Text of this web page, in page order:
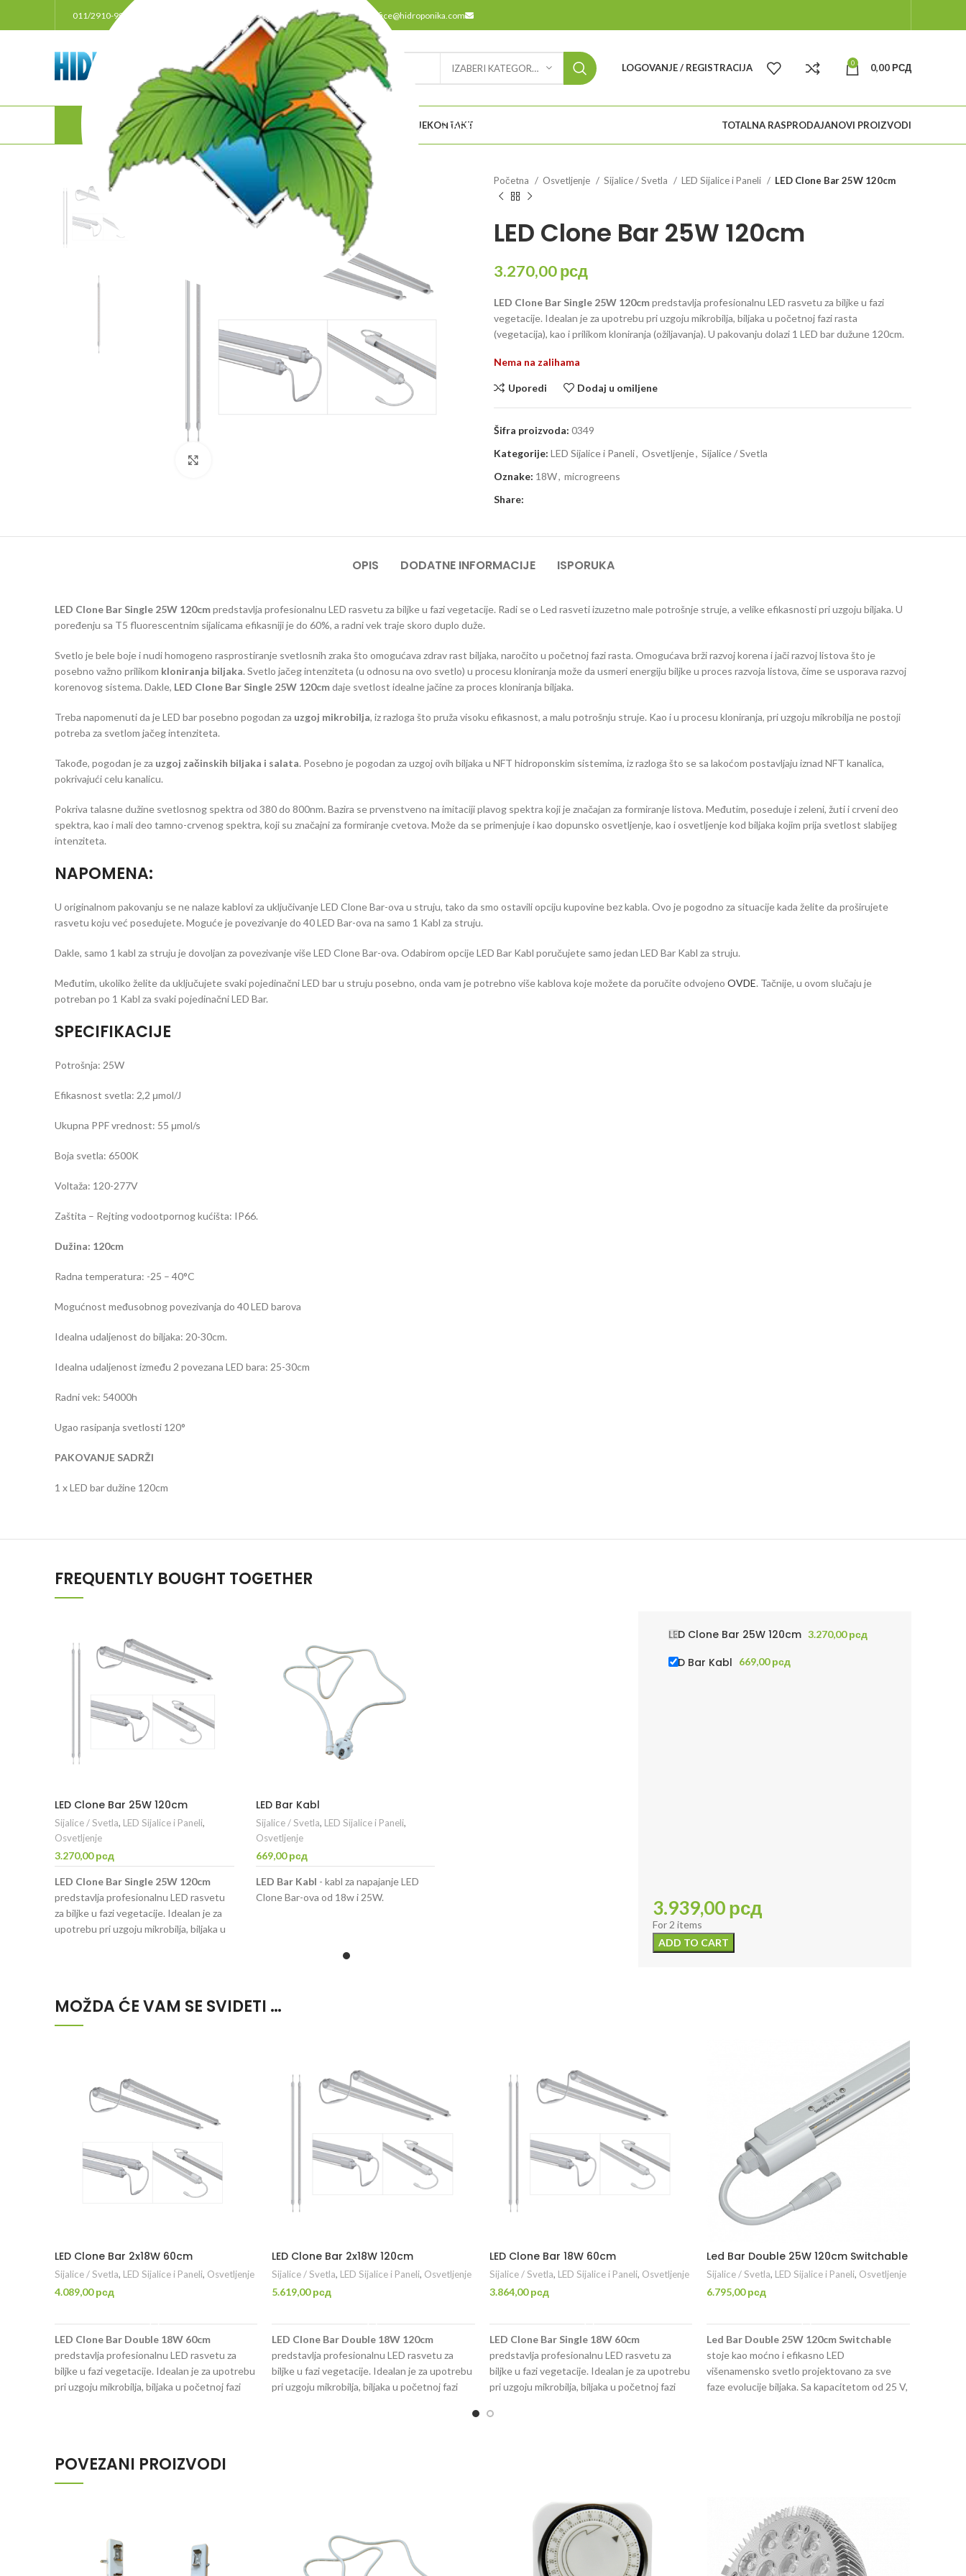
011/2910-999 063/333859 office@hidroponika.com
IZABERI KATEGORIJU LOGOVANJE / REGISTRACIJA 0 0,00РСД
ODABERITE
KATEGORIJU
POČETNAO NAMA LOKACIJEKONTAKT TOTALNA RASPRODAJANOVI PROIZVODI
Početna Osvetljenje Sijalice / Svetla LED Sijalice i Paneli LED Clone Bar 25W 120cm
LED Clone Bar 25W 120cm
3.270,00рсд
LED Clone Bar Single 25W 120cmpredstavlja profesionalnu LED rasvetu za biljke u fazi
vegetacije. Idealan je za upotrebu pri uzgoju mikrobilja, biljaka u početnoj fazi rasta
(vegetacija), kao i prilikom kloniranja (ožiljavanja). U pakovanju dolazi 1 LED bar dužune 120cm.
Nema na zalihama
Uporedi Dodaj u omiljene
Šifra proizvoda: 0349
Kategorije: LED Sijalice i Paneli, Osvetljenje, Sijalice / Svetla
Oznake: 18W, microgreens
Share:
OPIS DODATNE INFORMACIJE ISPORUKA
LED Clone Bar Single 25W 120cmpredstavlja profesionalnu LED rasvetu za biljke u fazi vegetacije. Radi se o Led rasveti izuzetno male potrošnje struje, a velike efikasnosti pri uzgoju biljaka. U
poređenju sa T5 fluorescentnim sijalicama efikasniji je do 60%, a radni vek traje skoro duplo duže.
Svetlo je bele boje i nudi homogeno rasprostiranje svetlosnih zraka što omogućava zdrav rast biljaka, naročito u početnoj fazi rasta. Omogućava brži razvoj korena i jači razvoj listova što je
posebno važno prilikom kloniranja biljaka. Svetlo jačeg intenziteta (u odnosu na ovo svetlo) u procesu kloniranja može da usmeri energiju biljke u proces razvoja listova, čime se usporava razvoj
korenovog sistema. Dakle, LED Clone Bar Single 25W 120cmdaje svetlost idealne jačine za proces kloniranja biljaka.
Treba napomenuti da je LED bar posebno pogodan za uzgoj mikrobilja, iz razloga što pruža visoku efikasnost, a malu potrošnju struje. Kao i u procesu kloniranja, pri uzgoju mikrobilja ne postoji
potreba za svetlom jačeg intenziteta.
Takođe, pogodan je za uzgoj začinskih biljaka i salata. Posebno je pogodan za uzgoj ovih biljaka u NFT hidroponskim sistemima, iz razloga što se sa lakoćom postavljaju iznad NFT kanalica,
pokrivajući celu kanalicu.
Pokriva talasne dužine svetlosnog spektra od 380 do 800nm. Bazira se prvenstveno na imitaciji plavog spektra koji je značajan za formiranje listova. Međutim, poseduje i zeleni, žuti i crveni deo
spektra, kao i mali deo tamno-crvenog spektra, koji su značajni za formiranje cvetova. Može da se primenjuje i kao dopunsko osvetljenje, kao i osvetljenje kod biljaka kojim prija svetlost slabijeg
intenziteta.
NAPOMENA:
U originalnom pakovanju se ne nalaze kablovi za uključivanje LED Clone Bar-ova u struju, tako da smo ostavili opciju kupovine bez kabla. Ovo je pogodno za situacije kada želite da proširujete
rasvetu koju već posedujete. Moguće je povezivanje do 40 LED Bar-ova na samo 1 Kabl za struju.
Dakle, samo 1 kabl za struju je dovoljan za povezivanje više LED Clone Bar-ova. Odabirom opcije LED Bar Kabl poručujete samo jedan LED Bar Kabl za struju.
Međutim, ukoliko želite da uključujete svaki pojedinačni LED bar u struju posebno, onda vam je potrebno više kablova koje možete da poručite odvojeno OVDE. Tačnije, u ovom slučaju je
potreban po 1 Kabl za svaki pojedinačni LED Bar.
SPECIFIKACIJE
Potrošnja: 25W
Efikasnost svetla: 2,2 μmol/J
Ukupna PPF vrednost: 55 μmol/s
Boja svetla: 6500K
Voltaža: 120-277V
Zaštita – Rejting vodootpornog kućišta: IP66.
Dužina: 120cm
Radna temperatura: -25 – 40°C
Mogućnost međusobnog povezivanja do 40 LED barova
Idealna udaljenost do biljaka: 20-30cm.
Idealna udaljenost između 2 povezana LED bara: 25-30cm
Radni vek: 54000h
Ugao rasipanja svetlosti 120°
PAKOVANJE SADRŽI
1 x LED bar dužine 120cm
FREQUENTLY BOUGHT TOGETHER
LED Clone Bar 25W 120cm
Sijalice / Svetla, LED Sijalice i Paneli,
Osvetljenje
3.270,00рсд
LED Clone Bar Single 25W 120cm
predstavlja profesionalnu LED rasvetu
za biljke u fazi vegetacije. Idealan je za
upotrebu pri uzgoju mikrobilja, biljaka u
LED Bar Kabl
Sijalice / Svetla, LED Sijalice i Paneli,
Osvetljenje
669,00рсд
LED Bar Kabl - kabl za napajanje LED
Clone Bar-ova od 18w i 25W.
LED Clone Bar 25W 120cm 3.270,00рсд
LED Bar Kabl 669,00рсд
3.939,00рсд
For 2 items
ADD TO CART
MOŽDA ĆE VAM SE SVIDETI …
LED Clone Bar 2x18W 60cm
Sijalice / Svetla, LED Sijalice i Paneli, Osvetljenje
4.089,00рсд
LED Clone Bar Double 18W 60cm
predstavlja profesionalnu LED rasvetu za
biljke u fazi vegetacije. Idealan je za upotrebu
pri uzgoju mikrobilja, biljaka u početnoj fazi
LED Clone Bar 2x18W 120cm
Sijalice / Svetla, LED Sijalice i Paneli, Osvetljenje
5.619,00рсд
LED Clone Bar Double 18W 120cm
predstavlja profesionalnu LED rasvetu za
biljke u fazi vegetacije. Idealan je za upotrebu
pri uzgoju mikrobilja, biljaka u početnoj fazi
LED Clone Bar 18W 60cm
Sijalice / Svetla, LED Sijalice i Paneli, Osvetljenje
3.864,00рсд
LED Clone Bar Single 18W 60cm
predstavlja profesionalnu LED rasvetu za
biljke u fazi vegetacije. Idealan je za upotrebu
pri uzgoju mikrobilja, biljaka u početnoj fazi
(ožiljavanja). U pakovanju dolazi 1 LED bar
Led Bar Double 25W 120cm Switchable
Sijalice / Svetla, LED Sijalice i Paneli, Osvetljenje
6.795,00рсд
Led Bar Double 25W 120cm Switchable
stoje kao moćno i efikasno LED
višenamensko svetlo projektovano za sve
faze evolucije biljaka. Sa kapacitetom od 25 V,
POVEZANI PROIZVODI